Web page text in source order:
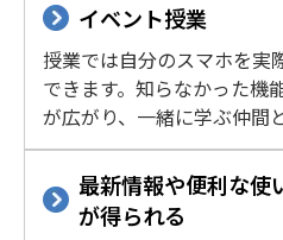
イベント授業
授業では自分のスマホを実
できます。知らなかった機
が広がり、一緒に学ぶ仲間
最新情報や便利な使
が得られる